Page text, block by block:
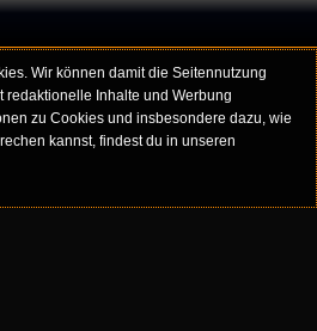
Wir können damit die Seitennutzung
redaktionelle Inhalte und Werbung
zu Cookies und insbesondere dazu, wie
kannst, findest du in unseren